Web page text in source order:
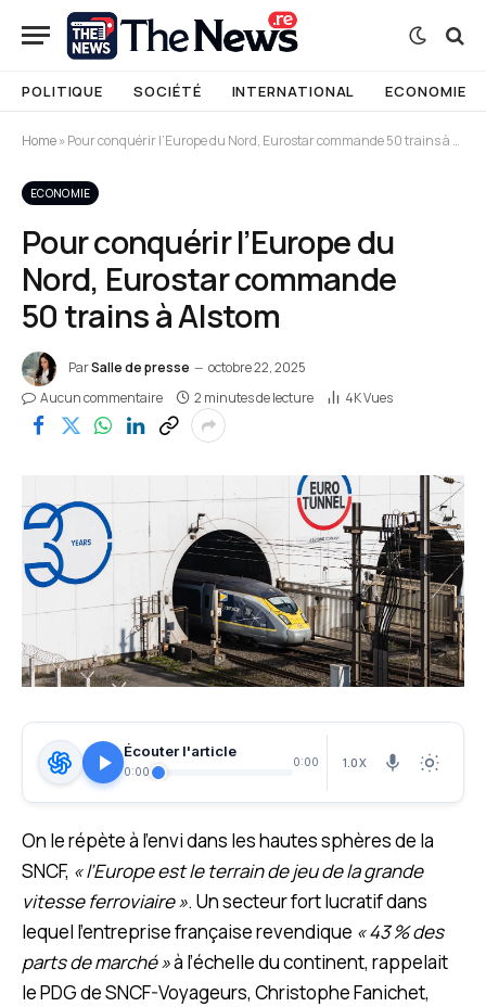
POLITIQUE SOCIÉTÉ INTERNATIONAL ECONOMIE
Home»Pour conquérir l’Europe du Nord, Eurostar commande 50 trains à Alstom
ECONOMIE
Pour conquérir l’Europe du
Nord, Eurostar commande
50 trains à Alstom
ParSalle de presse
octobre 22, 2025
Aucun commentaire
2 minutes de lecture 4KVues
Écouter l'article
0:00
0:00 1.0X
On le répète à l’envi dans les hautes sphères de la
SNCF, « l’Europe est le terrain de jeu de la grande
vitesse ferroviaire ». Un secteur fort lucratif dans
lequel l’entreprise française revendique « 43 % des
parts de marché »à l’échelle du continent, rappelait
le PDG de SNCF-Voyageurs, Christophe Fanichet,